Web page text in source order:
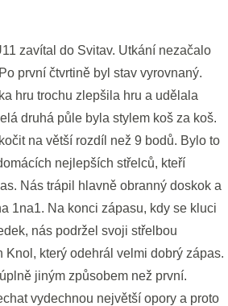
zavítal do Svitav. Utkání nezačalo
první čtvrtině byl stav vyrovnaný.
hru trochu zlepšila hru a udělala
druhá půle byla stylem koš za koš.
na větší rozdíl než 9 bodů. Bylo to
nejlepších střelců, kteří
Nás trápil hlavně obranný doskok a
1na1. Na konci zápasu, kdy se kluci
nás podržel svoji střelbou
Knol, který odehrál velmi dobrý zápas.
jiným způsobem než první.
vydechnou největší opory a proto